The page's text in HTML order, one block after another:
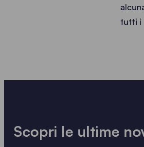
tutti i
Scopri le ultime